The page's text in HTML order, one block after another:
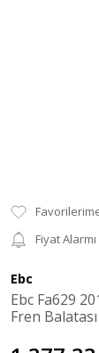
Fiyat Alarmı
Ebc
Ebc Fa629
Fren